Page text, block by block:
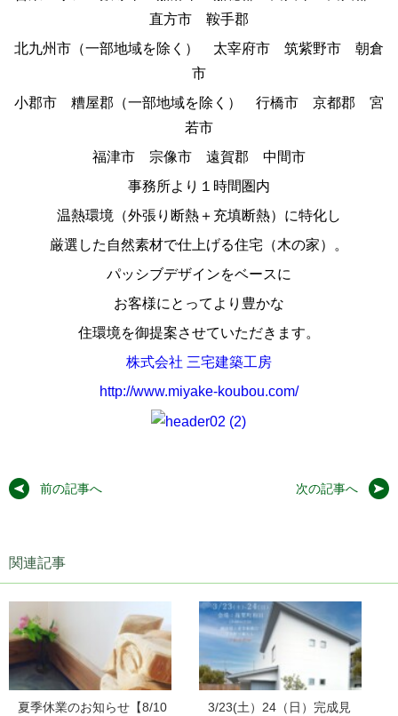
直方市 鞍手郡
北九州市（一部地域を除く） 太宰府市 筑紫野市 朝倉
市
小郡市 糟屋郡（一部地域を除く） 行橋市 京都郡 宮
若市
福津市 宗像市 遠賀郡 中間市
事務所より１時間圏内
温熱環境（外張り断熱＋充填断熱）に特化し
厳選した自然素材で仕上げる住宅（木の家）。
パッシブデザインをベースに
お客様にとってより豊かな
住環境を御提案させていただきます。
株式会社 三宅建築工房
http://www.miyake-koubou.com/
前の記事へ 次の記事へ
関連記事
夏季休業のお知らせ【8/10
3/23(土）24（日）完成見